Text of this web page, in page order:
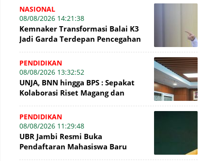
NASIONAL
08/08/2026 14:21:38
Kemnaker Transformasi Balai K3
Jadi Garda Terdepan Pencegahan
PENDIDIKAN
08/08/2026 13:32:52
UNJA, BNN hingga BPS : Sepakat
Kolaborasi Riset Magang dan
PENDIDIKAN
08/08/2026 11:29:48
UBR Jambi Resmi Buka
Pendaftaran Mahasiswa Baru